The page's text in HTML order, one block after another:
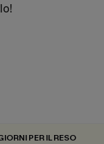
PER IL RESO